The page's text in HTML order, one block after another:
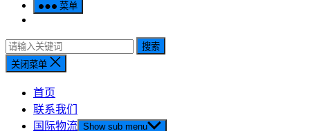
菜单
搜索
关闭菜单
首页
联系我们
国际物流 Show sub menu